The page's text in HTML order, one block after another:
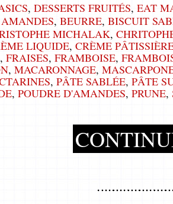
, DESSERTS FRUITÉS, EAT
AMANDES, BEURRE, BISCUIT
MICHALAK,
LIQUIDE, CRÈME
, FRAISES, FRAMBOISE,
, MACARONNAGE,
, PÂTE SABLÉE, PÂTE
, POUDRE D'AMANDES, PRUNE,